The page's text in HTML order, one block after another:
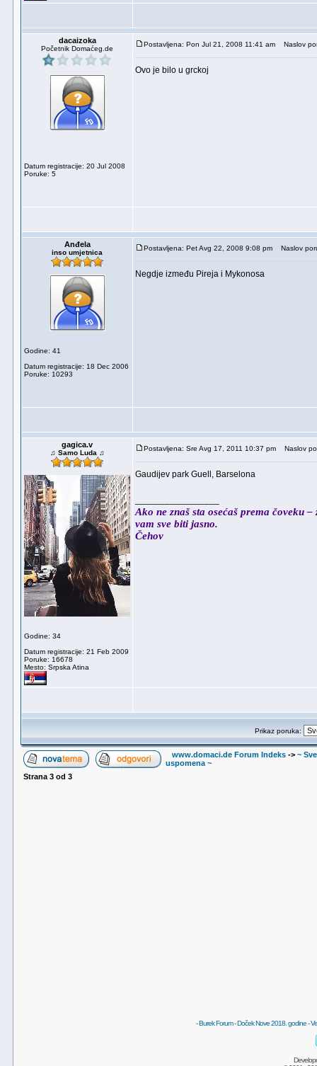
dacaizoka
Početnik Domaćeg.de
Datum registracije: 20 Jul 2008
Poruke: 5
Postavljena: Pon Jul 21, 2008 11:41 am Naslov
Ovo je bilo u grckoj
Anđela
inso umjetnica
Godine: 41
Datum registracije: 18 Dec 2006
Poruke: 10293
Postavljena: Pet Avg 22, 2008 9:08 pm Naslov
Negdje između Pireja i Mykonosa
gagica.v
♫ Samo Luda ♫
Godine: 34
Datum registracije: 21 Feb 2009
Poruke: 16678
Mesto: Srpska Atina
Postavljena: Sre Avg 17, 2011 10:37 pm Naslov
Gaudijev park Guell, Barselona
Ako ne znaš sta osećaš prema čoveku
vam sve biti jasno.
Čehov
Prikaz poruka:
www.domaci.de Forum Indeks -> ~
uspomena ~
Strana 3 od 3
-Burek Forum-Doček Nove 2018. godine-